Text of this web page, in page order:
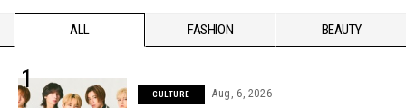
ALL FASHION BEAUTY
CULTURE Aug, 6, 2026